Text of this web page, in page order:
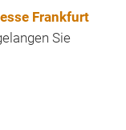
Frankfurt
Sie